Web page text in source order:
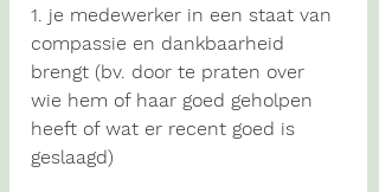
1. je medewerker in een staat van
compassie en dankbaarheid
brengt (bv. door te praten over
wie hem of haar goed geholpen
heeft of wat er recent goed is
geslaagd)